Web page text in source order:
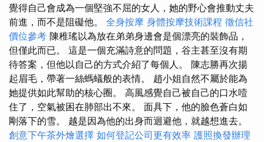
覺得自己會成為一個堅強不屈的女人，她的野心會推動丈夫
前進，而不是阻礙他。 全身按摩 身體按摩技術課程 徵信社
價位參考 陳稚瑤以為放在弟弟身邊會是個漂亮的裝飾品，
但僅此而已。 這是一個充滿詩意的問題，谷主甚至沒有期
待答案，但他以自己的方式介紹了每個人。 陳志勝再次揚
起眉毛，帶著一絲螞蟻般的表情。 趙小姐自然不屬於能為
她提供如此幫助的核心圈。 高風感覺自己被自己的口水噎
住了，空氣被困在肺部出不來。 面具下，他的臉色蒼白如
剛落下的雪。 越是因為他的出身而迴避他，就越想進去。
創意下午茶外燴選擇 如何登記公司更有效率 護照換發辦理